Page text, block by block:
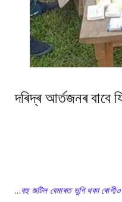
দৰিদ্ৰ আৰ্তজনৰ বাবে
...বহু জটিল বেমাৰত ভুগি থকা